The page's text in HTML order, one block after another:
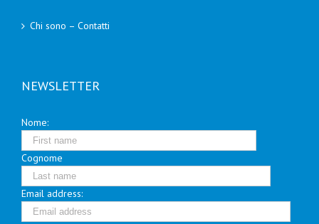
Chi sono – Contatti
NEWSLETTER
Nome:
Cognome
Email address: